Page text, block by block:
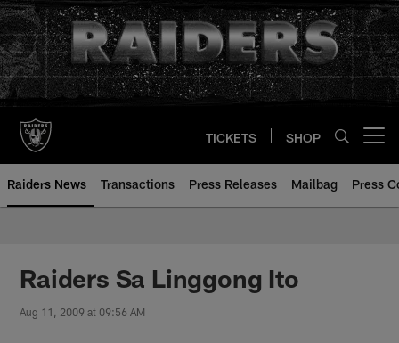
Skip
to
main
content
TICKETS SHOP
Raiders News Transactions Press Releases Mailbag Press
Raiders Sa Linggong Ito
Aug 11, 2009 at 09:56 AM